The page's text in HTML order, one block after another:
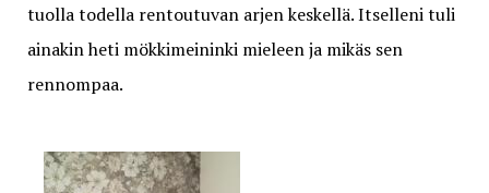
tuolla todella rentoutuvan arjen keskellä. Itselleni tuli
ainakin heti mökkimeininki mieleen ja mikäs sen
rennompaa.